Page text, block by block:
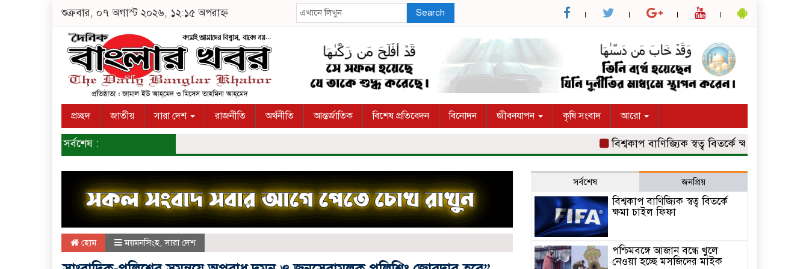
শুক্রবার, ০৭ অগাস্ট ২০২৬, ১২:১৫ অপরাহ্ন Search
প্রচ্ছদ জাতীয় সারা দেশ রাজনীতি অর্থনীতি আন্তর্জাতিক বিশেষ প্রতিবেদন বিনোদন জীবনযাপন কৃষি সংবাদ আরো
সর্বশেষ : বিশ্বকাপ বাণিজ্যিক স্বত্ব বিতর্কে ক্ষমা চাইল ফিফা
হোম ময়মনসিংহ,সারা দেশ
সর্বশেষ জনপ্রিয়
বিশ্বকাপ বাণিজ্যিক স্বত্ব বিতর্কে
ক্ষমা চাইল ফিফা
পশ্চিমবঙ্গে আজান বন্ধে খুলে
নেওয়া হচ্ছে মসজিদের মাইক